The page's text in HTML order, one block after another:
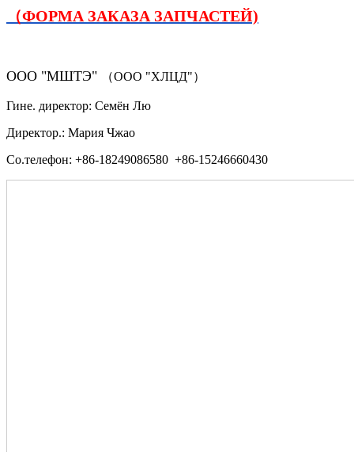
（ФОРМА ЗАКАЗА ЗАПЧАСТЕЙ)
ООО "МШТЭ" （ООО "ХЛЦД"）
Гине. директор: Семён Лю
Директор.: Мария Чжао
Со.телефон: +86-18249086580 +86-15246660430